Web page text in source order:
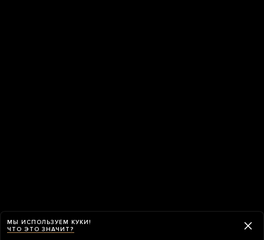
МЫ ИСПОЛЬЗУЕМ КУКИ!
ЧТО ЭТО ЗНАЧИТ?